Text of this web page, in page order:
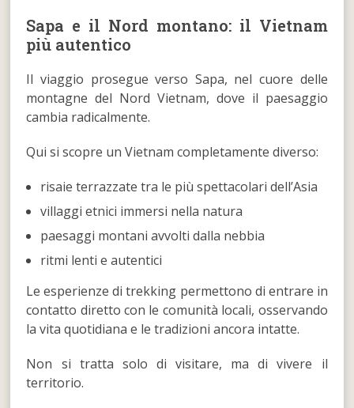
Sapa e il Nord montano: il Vietnam
più autentico
Il viaggio prosegue verso Sapa, nel cuore delle
montagne del Nord Vietnam, dove il paesaggio
cambia radicalmente.
Qui si scopre un Vietnam completamente diverso:
risaie terrazzate tra le più spettacolari dell’Asia
villaggi etnici immersi nella natura
paesaggi montani avvolti dalla nebbia
ritmi lenti e autentici
Le esperienze di trekking permettono di entrare in
contatto diretto con le comunità locali, osservando
la vita quotidiana e le tradizioni ancora intatte.
Non si tratta solo di visitare, ma di vivere il
territorio.